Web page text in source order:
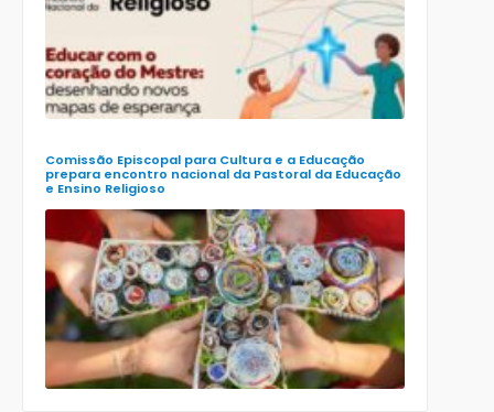
Comissão Episcopal para Cultura e a Educação
prepara encontro nacional da Pastoral da Educação
e Ensino Religioso